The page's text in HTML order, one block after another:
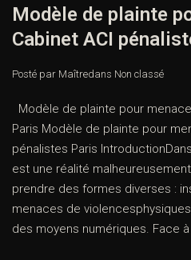
Modèle de plainte
Cabinet ACI
Posté par Maîtredans Non classé
Modèle de plainte pour
Paris Modèle de plainte pour
pénalistes Paris
est une réalité
prendre des formes diverses :
menaces de
des moyens numériques. Face